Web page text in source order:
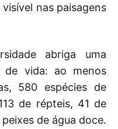
nas paisagens
abriga uma
de vida: ao menos
580 espécies de
de répteis, 41 de
de água doce.